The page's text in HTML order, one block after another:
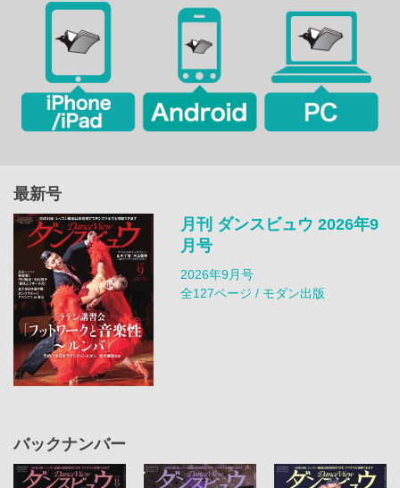
最新号
月刊 ダンスビュウ 2026年9
月号
2026年9月号
全127ページ / モダン出版
バックナンバー